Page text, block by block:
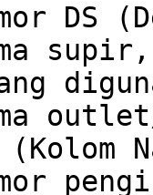
DS
(Kolom